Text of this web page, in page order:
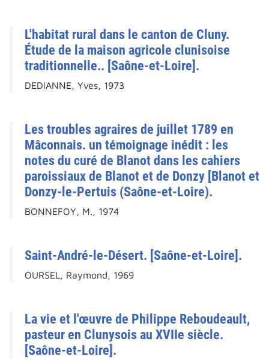
L'habitat rural dans le canton de Cluny.
Étude de la maison agricole clunisoise
traditionnelle.. [Saône-et-Loire].
DEDIANNE, Yves, 1973
Les troubles agraires de juillet 1789 en
Mâconnais. un témoignage inédit : les
notes du curé de Blanot dans les cahiers
paroissiaux de Blanot et de Donzy [Blanot et
Donzy-le-Pertuis (Saône-et-Loire).
BONNEFOY, M., 1974
Saint-André-le-Désert. [Saône-et-Loire].
OURSEL, Raymond, 1969
La vie et l'œuvre de Philippe Reboudeault,
pasteur en Clunysois au XVIIe siècle.
[Saône-et-Loire].